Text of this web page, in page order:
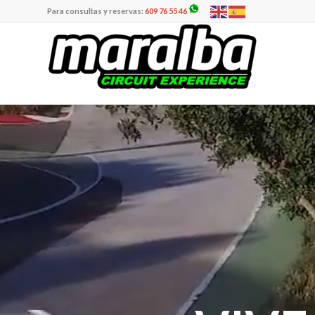
Para consultas y reservas: 609 76 55 46